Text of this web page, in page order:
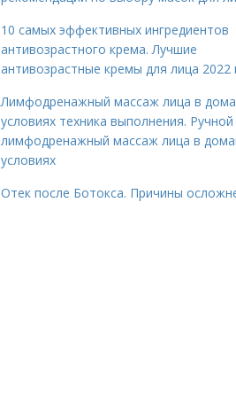
10 самых эффективных ингредиентов
антивозрастного крема. Лучшие
антивозрастные кремы для лица 2022
Лимфодренажный массаж лица в
условиях техника выполнения. Ручной
лимфодренажный массаж лица в
условиях
Отек после Ботокса. Причины